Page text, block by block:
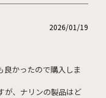
2026/01/19
良かったので購入しま
が、ナリンの製品はど